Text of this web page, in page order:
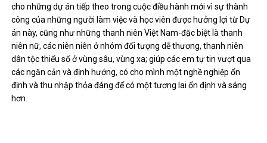
cho những dự án tiếp theo trong cuộc điều hành mới vì sự thành
công của những người làm việc và học viên được hưởng lợi từ Dự
án này, cũng như những thanh niên Việt Nam-đặc biệt là thanh
niên nữ, các niên niên ở nhóm đối tượng dễ thương, thanh niên
dân tộc thiểu số ở vùng sâu, vùng xa; giúp các em tự tin vượt qua
các ngăn cản và định hướng, có cho mình một nghề nghiệp ổn
định và thu nhập thỏa đáng để có một tương lai ổn định và sáng
hơn.